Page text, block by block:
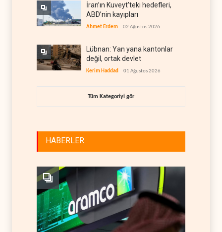
İran’ın Kuveyt’teki hedefleri,
ABD’nin kayıpları
Ahmet Erdem 02 Ağustos 2026
Lübnan: Yan yana kantonlar
değil, ortak devlet
Kerim Haddad 01 Ağustos 2026
Tüm Kategoriyi gör
HABERLER